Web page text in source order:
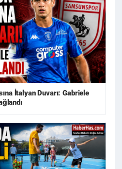
İtalyan Duvarı: Gabriele